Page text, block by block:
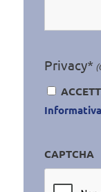
Privacy*
CAPTCHA